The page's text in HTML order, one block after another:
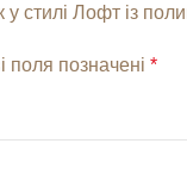
стилі Лофт із
поля позначені *